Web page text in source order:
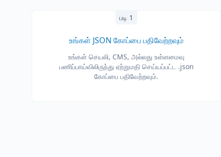
படி 1
உங்கள் JSON கோப்பை பதிவேற்றவும்
உங்கள் செயலி, CMS, அல்லது உள்ளமைவு
பணிப்பாய்விலிருந்து ஏற்றுமதி செய்யப்பட்ட .json
கோப்பை பதிவேற்றவும்.